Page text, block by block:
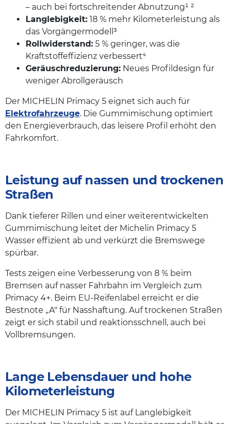
– auch bei fortschreitender Abnutzung¹ ²
Langlebigkeit: 18 % mehr Kilometerleistung als
das Vorgängermodell³
Rollwiderstand: 5 % geringer, was die
Kraftstoffeffizienz verbessert⁴
Geräuschreduzierung: Neues Profildesign für
weniger Abrollgeräusch
Der MICHELIN Primacy 5 eignet sich auch für
Elektrofahrzeuge. Die Gummimischung optimiert
den Energieverbrauch, das leisere Profil erhöht den
Fahrkomfort.
Leistung auf nassen und trockenen
Straßen
Dank tieferer Rillen und einer weiterentwickelten
Gummimischung leitet der Michelin Primacy 5
Wasser effizient ab und verkürzt die Bremswege
spürbar.
Tests zeigen eine Verbesserung von 8 % beim
Bremsen auf nasser Fahrbahn im Vergleich zum
Primacy 4+. Beim EU-Reifenlabel erreicht er die
Bestnote „A" für Nasshaftung. Auf trockenen Straßen
zeigt er sich stabil und reaktionsschnell, auch bei
Vollbremsungen.
Lange Lebensdauer und hohe
Kilometerleistung
Der MICHELIN Primacy 5 ist auf Langlebigkeit